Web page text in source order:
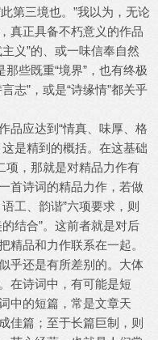
第三境也。”我以为，无论
真正具备不朽意义的作品
义”的、或一味信奉自然
那些既重“境界”，也有终极
志”，或是“诗缘情”都关乎
品应达到“情真、味厚、格
是精到的概括。在这基础
项，那就是对精品力作有
首诗词的精品力作，若做
工、韵谐”六项要求，则
结合”。这前者就是对后
精品和力作联系在一起。
乎还是有所差别的。大体
在诗词中，有可能是短
中的短篇，常是文章天
佳篇；至于长篇巨制，则